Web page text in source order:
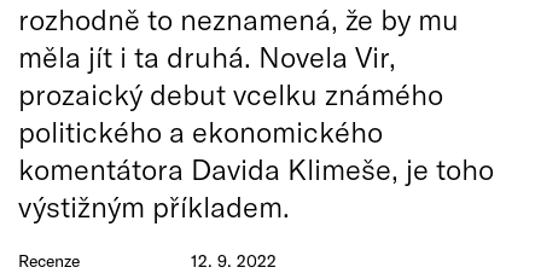
Recenze
12. 9. 2022
rozhodně to neznamená, že by mu
měla jít i ta druhá. Novela Vir,
prozaický debut vcelku známého
politického a ekonomického
komentátora Davida Klimeše, je toho
výstižným příkladem.